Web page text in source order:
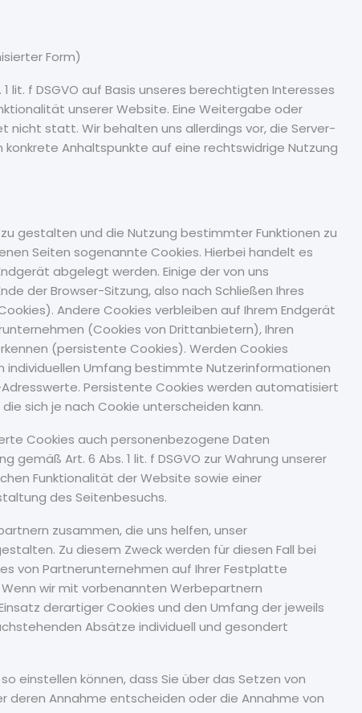
Form)
lit. f DSGVO auf Basis unseres berechtigten Interesses
unserer Website. Eine Weitergabe oder
statt. Wir behalten uns allerdings vor, die Server-
Anhaltspunkte auf eine rechtswidrige Nutzung
gestalten und die Nutzung bestimmter Funktionen zu
Seiten sogenannte Cookies. Hierbei handelt es
abgelegt werden. Einige der von uns
der Browser-Sitzung, also nach Schließen Ihres
Andere Cookies verbleiben auf Ihrem Endgerät
(Cookies von Drittanbietern), Ihren
(persistente Cookies). Werden Cookies
Umfang bestimmte Nutzerinformationen
Persistente Cookies werden automatisiert
sich je nach Cookie unterscheiden kann.
Cookies auch personenbezogene Daten
Art. 6 Abs. 1 lit. f DSGVO zur Wahrung unserer
Funktionalität der Website sowie einer
des Seitenbesuchs.
zusammen, die uns helfen, unser
Zu diesem Zweck werden für diesen Fall bei
von Partnerunternehmen auf Ihrer Festplatte
wir mit vorbenannten Werbepartnern
derartiger Cookies und den Umfang der jeweils
Absätze individuell und gesondert
einstellen können, dass Sie über das Setzen von
deren Annahme entscheiden oder die Annahme von